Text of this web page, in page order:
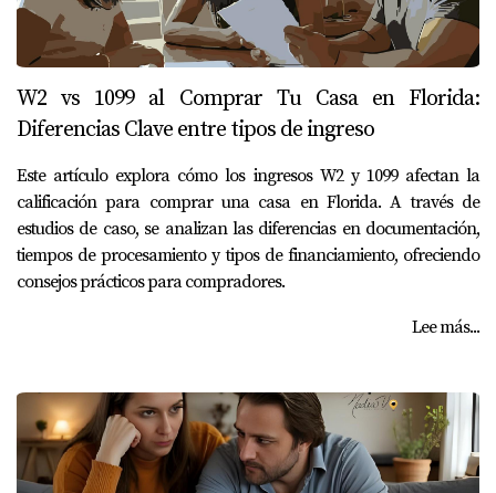
W2 vs 1099 al Comprar Tu Casa en Florida:
Diferencias Clave entre tipos de ingreso
Este artículo explora cómo los ingresos W2 y 1099 afectan la
calificación para comprar una casa en Florida. A través de
estudios de caso, se analizan las diferencias en documentación,
tiempos de procesamiento y tipos de financiamiento, ofreciendo
consejos prácticos para compradores.
Lee más...